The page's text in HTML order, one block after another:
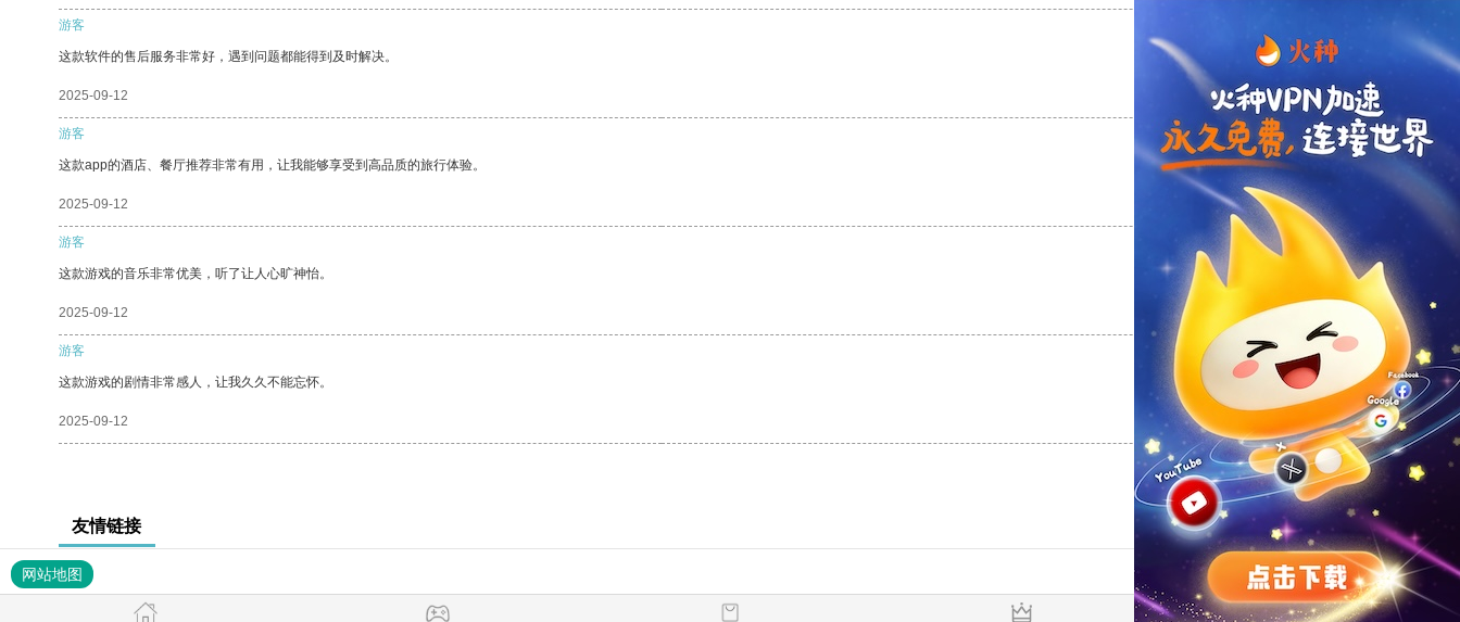
游客
这款软件的售后服务非常好，遇到问题都能得到及时解决。
2025-09-12 支持[0] 反对
游客
这款app的酒店、餐厅推荐非常有用，让我能够享受到高品质的旅行体验。
2025-09-12 支持
游客
这款游戏的音乐非常优美，听了让人心旷神怡。
2025-09-12 反对 [0]
游客
这款游戏的剧情非常感人，让我久久不能忘怀。
2025-09-12 支持[0] 反对[0]
友情链接
网站地图